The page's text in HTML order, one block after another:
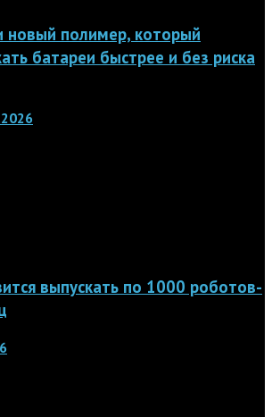
новый полимер, который
батареи быстрее и без риска
выпускать по 1000 роботов-